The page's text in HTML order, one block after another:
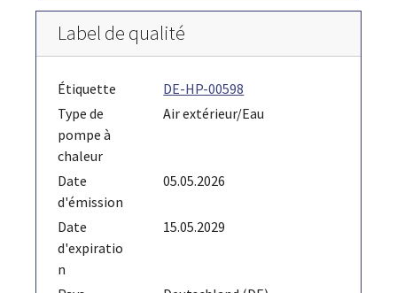
Label de qualité
Étiquette
DE-HP-00598
Type de
pompe à
chaleur
Air extérieur/Eau
Date
d'émission
05.05.2026
Date
d'expiratio
n
15.05.2029